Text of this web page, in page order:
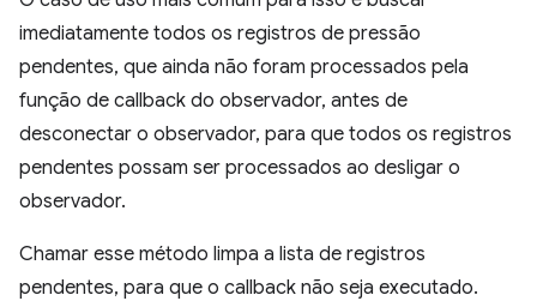
imediatamente todos os registros de pressão
pendentes, que ainda não foram processados pela
função de callback do observador, antes de
desconectar o observador, para que todos os registros
pendentes possam ser processados ao desligar o
observador.
Chamar esse método limpa a lista de registros
pendentes, para que o callback não seja executado.